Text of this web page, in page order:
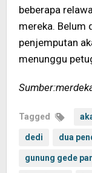
beberapa
mereka. Belum
penjemputan
menunggu
Tagged
dedi dua
gunung gede